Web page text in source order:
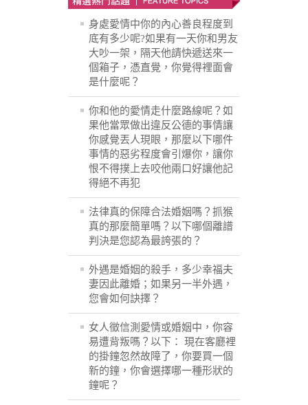
身處愛情中你的內心善良程度到
底有多少呢?如果有一天你和男友
大吵一架，隔天他請快遞送來一
個箱子，憑直覺，你覺得裡面會
是什麼呢？
你和他的愛情走什麼路線呢？如
果他當眾做出違反公德的事情讓
你感覺丟人現眼，那麼以下哪件
事情的惡劣程度會引爆你，讓你
恨不得撲上去咬他兩口好讓他記
得絕不再犯
法律真的保障合法婚姻嗎？抓猴
真的那麼簡單嗎？以下哪個離譜
判決是您認為最誇張的？
外遇是婚姻的殺手，多少幸福夫
妻因此離婚；如果另一半外遇，
您會如何訣擇？
女人徵信測愛情或婚姻中，你容
易遭背叛嗎？以下： 現在客廳裡
的掛鐘忽然故障了，你要買一個
新的鐘，你會選擇哪一種形狀的
鐘呢？